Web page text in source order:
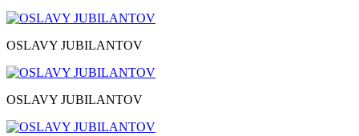
OSLAVY JUBILANTOV
OSLAVY JUBILANTOV